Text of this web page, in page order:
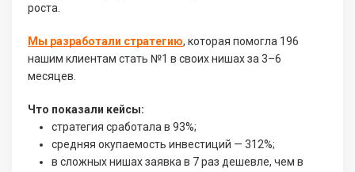
роста.
Мы разработали стратегию, которая помогла 196
нашим клиентам стать №1 в своих нишах за 3–6
месяцев.
Что показали кейсы:
стратегия сработала в 93%;
средняя окупаемость инвестиций — 312%;
в сложных нишах заявка в 7 раз дешевле, чем в